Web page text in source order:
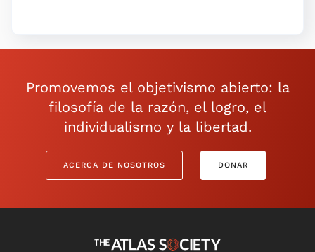
Promovemos el objetivismo abierto: la
filosofía de la razón, el logro, el
individualismo y la libertad.
ACERCA DE NOSOTROS DONAR